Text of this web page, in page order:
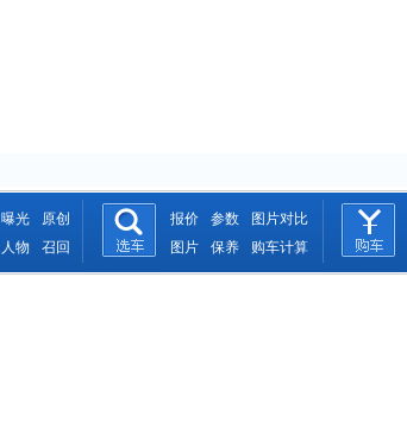
曝光
原创
人物 召回
报价 参数
图片对比
图片
保养 购车计算